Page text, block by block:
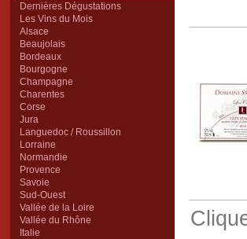
Dernières Dégustations
Les Vins du Mois
Alsace
Beaujolais
Bordeaux
Bourgogne
Champagne
Charentes
Corse
Jura
Languedoc / Roussillon
Lorraine
Normandie
Provence
Savoie
Sud-Ouest
Vallée de la Loire
Vallée du Rhône
Italie